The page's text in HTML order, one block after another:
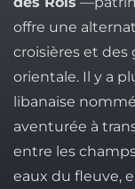
offre une
croisières et des
orientale. Il y a
libanaise
aventurée à
entre les
eaux du fleuve,